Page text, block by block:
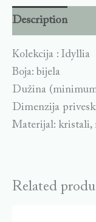
Description
Kolekcija : Idyllia
Boja: bijela
Dužina
Dimenzija
Materijal: kristali,
Related